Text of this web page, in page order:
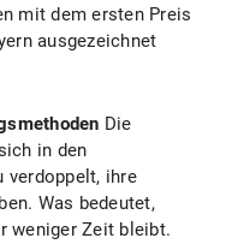
mit dem ersten Preis
ausgezeichnet
Die
in den
verdoppelt, ihre
Was bedeutet,
weniger Zeit bleibt.